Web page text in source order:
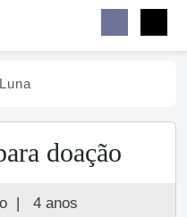
Luna
doação
| 4 anos